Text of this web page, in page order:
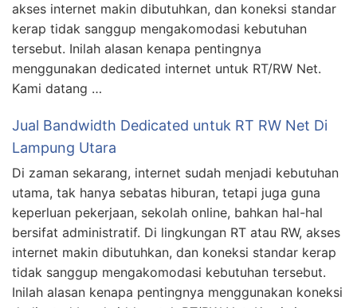
akses internet makin dibutuhkan, dan koneksi standar
kerap tidak sanggup mengakomodasi kebutuhan
tersebut. Inilah alasan kenapa pentingnya
menggunakan dedicated internet untuk RT/RW Net.
Kami datang …
Jual Bandwidth Dedicated untuk RT RW Net Di
Lampung Utara
Di zaman sekarang, internet sudah menjadi kebutuhan
utama, tak hanya sebatas hiburan, tetapi juga guna
keperluan pekerjaan, sekolah online, bahkan hal-hal
bersifat administratif. Di lingkungan RT atau RW, akses
internet makin dibutuhkan, dan koneksi standar kerap
tidak sanggup mengakomodasi kebutuhan tersebut.
Inilah alasan kenapa pentingnya menggunakan koneksi